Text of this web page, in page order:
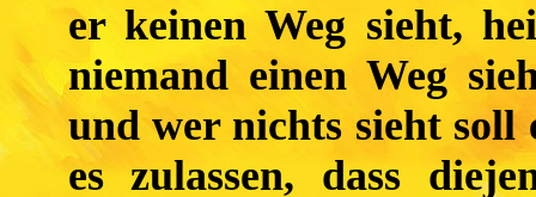
er keinen Weg sieht,
niemand einen Weg
und wer nichts sieht soll
es zulassen, dass